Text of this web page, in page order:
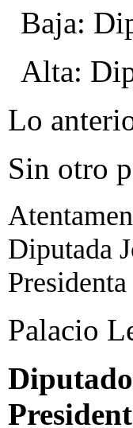
Baja:
Alta:
Lo
Sin otro
Diputada
Presidenta
Palacio